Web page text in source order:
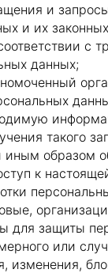
и
и их законных
с
данных;
такого
образом
к
для защиты
или
изменения,